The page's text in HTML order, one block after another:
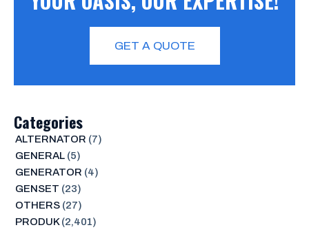
GET A QUOTE
Categories
ALTERNATOR (7)
GENERAL(5)
GENERATOR (4)
GENSET (23)
OTHERS(27)
PRODUK(2,401)